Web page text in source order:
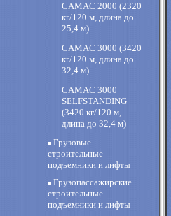
CAMAC 2000 (2320
кг/120 м, длина до
25,4 м)
CAMAC 3000 (3420
кг/120 м, длина до
32,4 м)
CAMAC 3000
SELFSTANDING
(3420 кг/120 м,
длина до 32,4 м)
Грузовые
строительные
подъемники и лифты
Грузопассажирские
строительные
подъемники и лифты